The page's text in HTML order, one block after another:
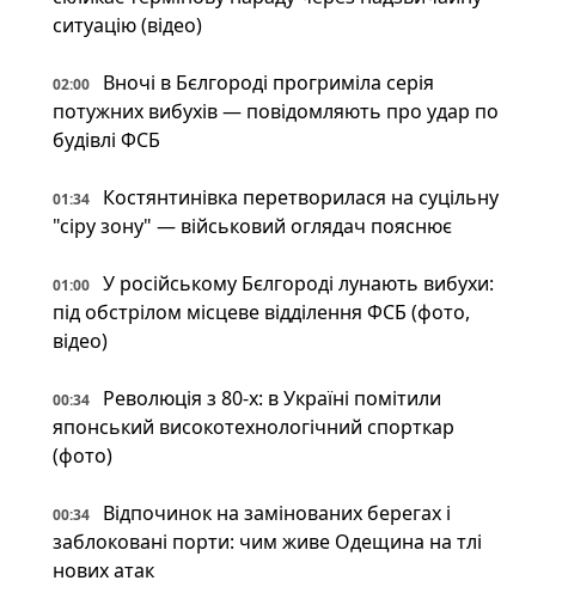
ситуацію (відео)
02:00
Вночі в Бєлгороді прогриміла серія
потужних вибухів — повідомляють про удар по
будівлі ФСБ
01:34
Костянтинівка перетворилася на суцільну
"сіру зону" — військовий оглядач пояснює
01:00
У російському Бєлгороді лунають вибухи:
під обстрілом місцеве відділення ФСБ (фото,
відео)
00:34
Революція з 80-х: в Україні помітили
японський високотехнологічний спорткар
(фото)
00:34
Відпочинок на замінованих берегах і
заблоковані порти: чим живе Одещина на тлі
нових атак